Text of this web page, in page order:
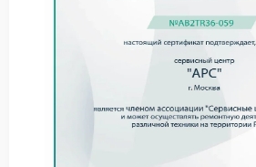
Команды на выключение
оборудования через агент
Перед обращением к
выполнить простую процедуру:
кабели интерфейса, обесточить
минут, затем включить заново.